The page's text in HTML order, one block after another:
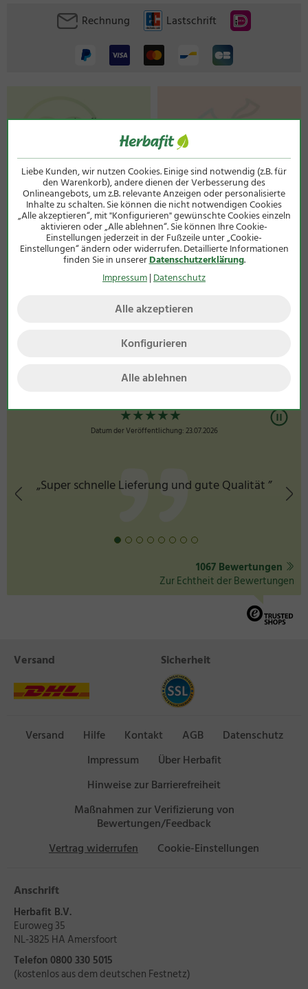
Liebe Kunden, wir nutzen Cookies. Einige sind notwendig (z.B. für
den Warenkorb), andere dienen der Verbesserung des
Onlineangebots, um z.B. relevante Anzeigen oder personalisierte
Inhalte zu schalten. Sie können die nicht notwendigen Cookies
„Alle akzeptieren“, mit "Konfigurieren" gewünschte Cookies einzeln
aktivieren oder „Alle ablehnen“. Sie können Ihre Cookie-
Einstellungen jederzeit in der Fußzeile unter „Cookie-
Einstellungen“ ändern oder widerrufen. Detaillierte Informationen
finden Sie in unsererDatenschutzerklärung.
Impressum|Datenschutz
Alle akzeptieren
Konfigurieren
Alle ablehnen
Rechnung Lastschrift
★★★★★
Datum der Veröffentlichung: 23.07.2026
„Super schnelle Lieferung und gute Qualität ”
1067 Bewertungen
Zur Echtheit der Bewertungen
Versand Sicherheit
Versand Hilfe Kontakt AGB
Datenschutz
Impressum
Über Herbafit
Hinweise zur Barrierefreiheit
Maßnahmen zur Verifizierung von
Bewertungen/Feedback
Vertrag widerrufen
Cookie-Einstellungen
Anschrift
Herbafit B.V.
Euroweg 35
NL-3825 HA Amersfoort
Telefon 0800 330 5015
(kostenlos aus dem deutschen Festnetz)